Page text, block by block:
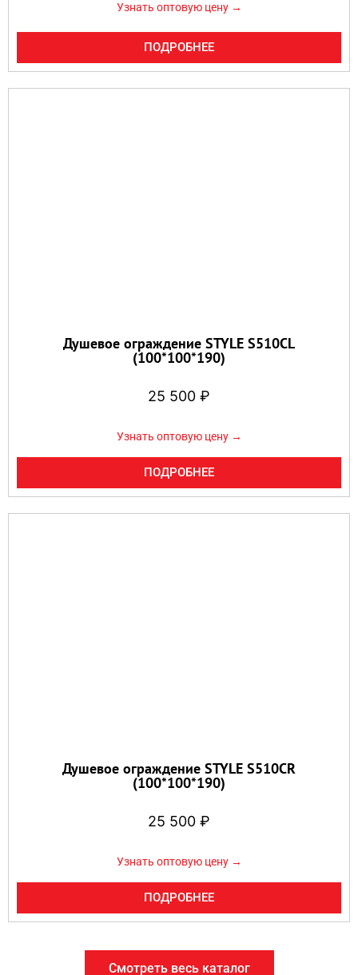
Узнать оптовую цену →
ПОДРОБНЕЕ
Душевое ограждение STYLE S510CL
(100*100*190)
25 500 ₽
Узнать оптовую цену →
ПОДРОБНЕЕ
Душевое ограждение STYLE S510CR
(100*100*190)
25 500 ₽
Узнать оптовую цену →
ПОДРОБНЕЕ
Смотреть весь каталог